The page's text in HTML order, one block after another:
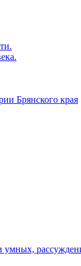
Брянского края